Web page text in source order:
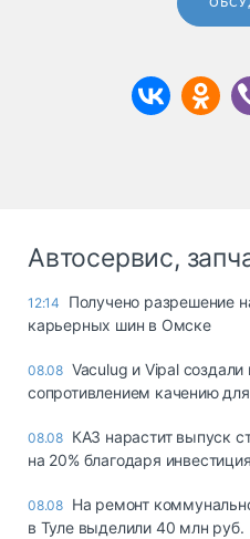
Автосервис,
12:14
Получено разрешение
карьерных шин в Омске
08.08 Vaculug и Vipal
сопротивлением качению
08.08 КАЗ нарастит выпуск
на 20% благодаря
08.08 На ремонт
в Туле выделили 40 млн руб.